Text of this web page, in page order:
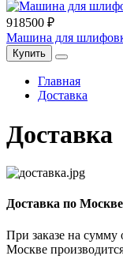
918500 ₽
Машина для
Купить
Главная
Доставка
Доставка
Доставка по Москве
При заказе на сумму
Москве